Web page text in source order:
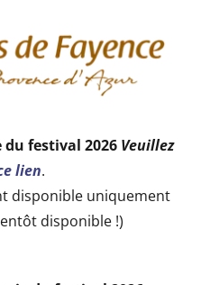
festival 2026 Veuillez
lien.
disponible uniquement
disponible !)